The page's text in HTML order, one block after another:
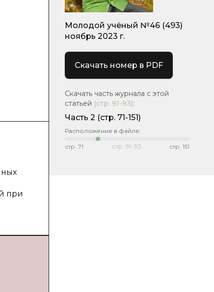
при
Молодой учёный №46 (493)
ноябрь 2023 г.
Скачать номер в PDF
Скачать часть журнала с этой
статьей (стр. 91-93):
Часть 2 (стр. 71-151)
Расположение в файле:
стр. 71 стр. 91-93 стр. 151